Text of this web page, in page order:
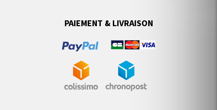
PAIEMENT & LIVRAISON